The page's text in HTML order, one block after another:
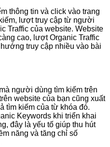
thông tin và click vào trang
lượt truy cập từ người
Traffic của website. Website
cao, lượt Organic Traffic
truy cập nhiều vào bài
người dùng tìm kiếm trên
website của bạn cũng xuất
tìm kiếm của từ khóa đó.
Keywords khi triển khai
đây là yếu tố giúp thu hút
năng và tăng chỉ số